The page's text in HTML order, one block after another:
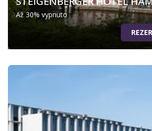
Až 30% vypnuto